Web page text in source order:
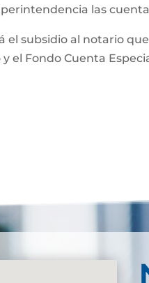
las
el subsidio al notario
el Fondo Cuenta